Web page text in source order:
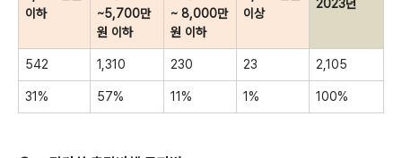
이하
~5,700만
원 이하
~ 8,000만
원 이하
이상
2023년
542 1,310 230 23 2,105
31% 57% 11% 1% 100%